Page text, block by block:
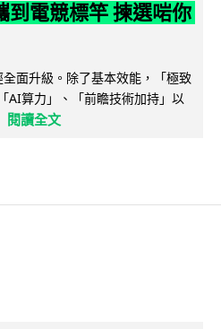
電競標竿 揀選啱你
面升級。除了基本效能，「極致
AI算力」、「前瞻技術加持」以
閱讀全文